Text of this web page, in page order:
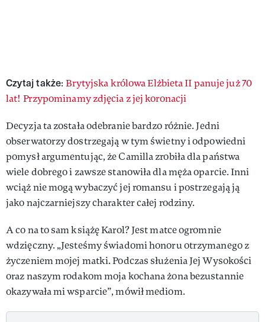
Czytaj także: Brytyjska królowa Elżbieta II panuje już 70
lat! Przypominamy zdjęcia z jej koronacji
Decyzja ta została odebranie bardzo różnie. Jedni
obserwatorzy dostrzegają w tym świetny i odpowiedni
pomysł argumentując, że Camilla zrobiła dla państwa
wiele dobrego i zawsze stanowiła dla męża oparcie. Inni
wciąż nie mogą wybaczyć jej romansu i postrzegają ją
jako najczarniejszy charakter całej rodziny.
A co na to sam książę Karol? Jest matce ogromnie
wdzięczny. „Jesteśmy świadomi honoru otrzymanego z
życzeniem mojej matki. Podczas służenia Jej Wysokości
oraz naszym rodakom moja kochana żona bezustannie
okazywała mi wsparcie”, mówił mediom.